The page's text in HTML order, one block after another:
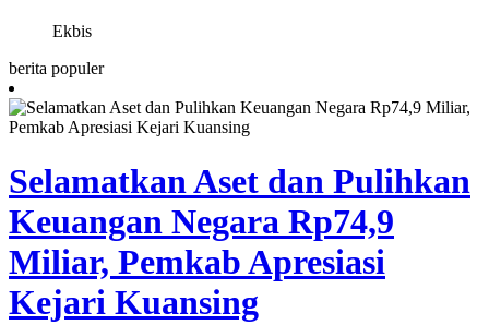
Ekbis
berita populer
Selamatkan Aset dan Pulihkan
Keuangan Negara Rp74,9
Miliar, Pemkab Apresiasi
Kejari Kuansing